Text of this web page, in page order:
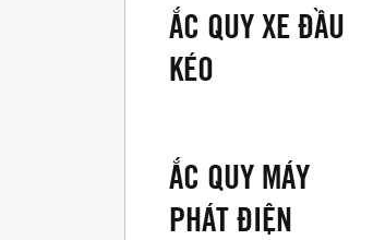
ẮC QUY XE ĐẦU
KÉO
ẮC QUY MÁY
PHÁT ĐIỆN